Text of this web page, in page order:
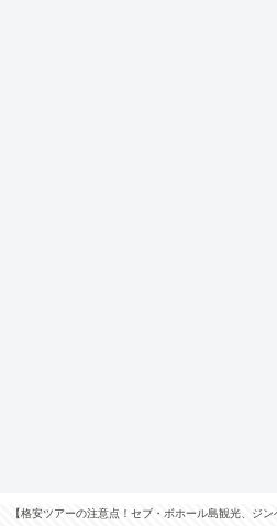
【格安ツアーの注意点！セブ・ボホール島観光、ジ